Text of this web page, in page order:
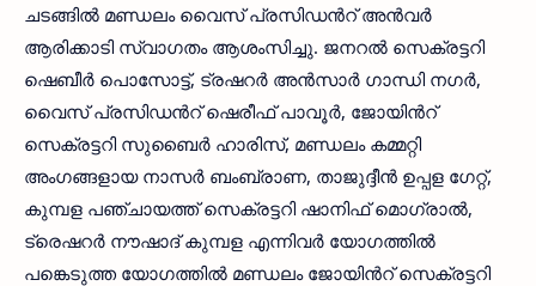
ചടങ്ങിൽ മണ്ഡലം വെെസ് പ്രസിഡന്‍റ് അന്‍വര്‍
ആരിക്കാടി സ്വാഗതം ആശംസിച്ചു. ജനറല്‍ സെക്രട്ടറി
ഷെബീര്‍ പൊസോട്ട്, ട്രഷറര്‍ അന്‍സാര്‍ ഗാന്ധി നഗര്‍,
വെെസ് പ്രസിഡന്‍റ് ഷെരീഫ് പാവൂര്‍, ജോയിന്‍റ്
സെക്രട്ടറി സുബൈർ ഹാരിസ്, മണ്ഡലം കമ്മറ്റി
അംഗങ്ങളായ നാസര്‍ ബംബ്രാണ, താജുദ്ദീന്‍ ഉപ്പള ഗേറ്റ്,
കുമ്പള പഞ്ചായത്ത്‌ സെക്രട്ടറി ഷാനിഫ് മൊഗ്രാൽ,
ട്രെഷറർ നൗഷാദ് കുമ്പള എന്നിവര്‍ യോഗത്തില്‍
പങ്കെടുത്ത യോഗത്തിൽ മണ്ഡലം ജോയിന്‍റ് സെക്രട്ടറി